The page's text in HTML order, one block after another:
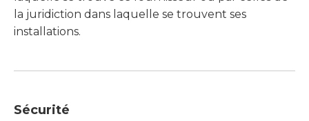
la juridiction dans laquelle se trouvent ses
installations.
Sécurité